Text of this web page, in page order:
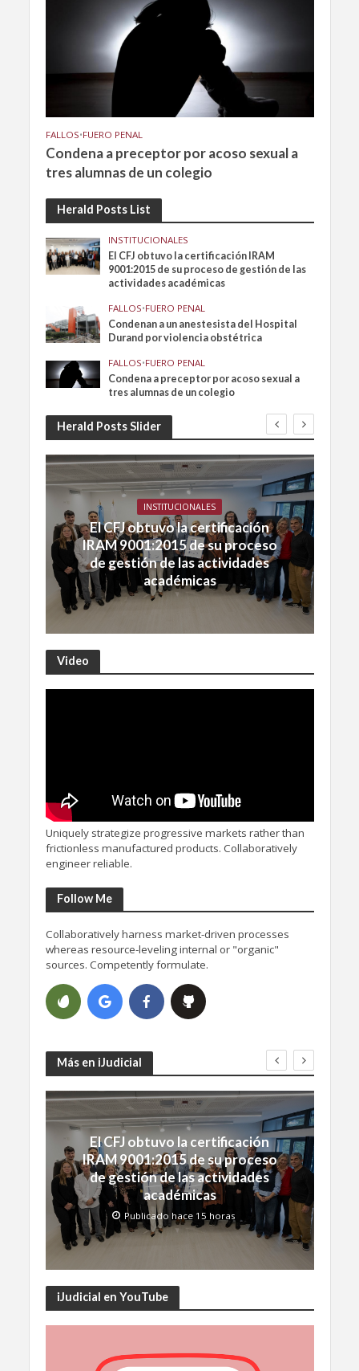
FALLOS•FUERO PENAL
Condena a preceptor por acoso sexual a
tres alumnas de un colegio
Herald Posts List
INSTITUCIONALES
El CFJ obtuvo la certificación IRAM
9001:2015 de su proceso de gestión de las
actividades académicas
FALLOS•FUERO PENAL
Condenan a un anestesista del Hospital
Durand por violencia obstétrica
FALLOS•FUERO PENAL
Condena a preceptor por acoso sexual a
tres alumnas de un colegio
Herald Posts Slider
INSTITUCIONALES
El CFJ obtuvo la certificación
IRAM 9001:2015 de su proceso
de gestión de las actividades
académicas
Video
Uniquely strategize progressive markets rather than
frictionless manufactured products. Collaboratively
engineer reliable.
Follow Me
Collaboratively harness market-driven processes
whereas resource-leveling internal or "organic"
sources. Competently formulate.
Más en iJudicial
El CFJ obtuvo la certificación
IRAM 9001:2015 de su proceso
de gestión de las actividades
académicas
Publicado hace 15 horas
iJudicial en YouTube